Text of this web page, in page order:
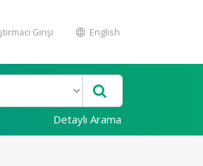
Girişi English
Detaylı Arama